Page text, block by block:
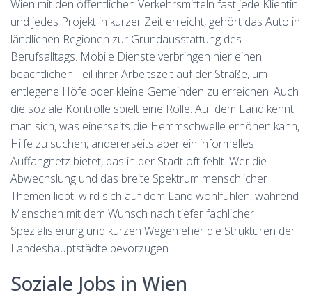
Wien mit den öffentlichen Verkehrsmitteln fast jede Klientin
und jedes Projekt in kurzer Zeit erreicht, gehört das Auto in
ländlichen Regionen zur Grundausstattung des
Berufsalltags. Mobile Dienste verbringen hier einen
beachtlichen Teil ihrer Arbeitszeit auf der Straße, um
entlegene Höfe oder kleine Gemeinden zu erreichen. Auch
die soziale Kontrolle spielt eine Rolle: Auf dem Land kennt
man sich, was einerseits die Hemmschwelle erhöhen kann,
Hilfe zu suchen, andererseits aber ein informelles
Auffangnetz bietet, das in der Stadt oft fehlt. Wer die
Abwechslung und das breite Spektrum menschlicher
Themen liebt, wird sich auf dem Land wohlfühlen, während
Menschen mit dem Wunsch nach tiefer fachlicher
Spezialisierung und kurzen Wegen eher die Strukturen der
Landeshauptstädte bevorzugen.
Soziale Jobs in Wien